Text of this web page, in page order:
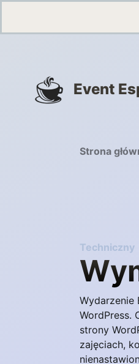
Event
Strona
Techniczny
Wydarzenie
WordPress.
strony
zajęciach,